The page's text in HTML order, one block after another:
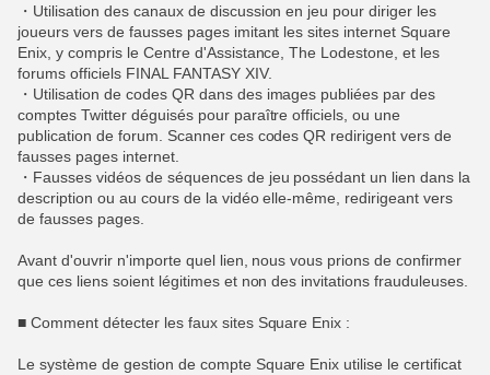
・Utilisation des canaux de discussion en jeu pour diriger les
joueurs vers de fausses pages imitant les sites internet Square
Enix, y compris le Centre d'Assistance, The Lodestone, et les
forums officiels FINAL FANTASY XIV.
・Utilisation de codes QR dans des images publiées par des
comptes Twitter déguisés pour paraître officiels, ou une
publication de forum. Scanner ces codes QR redirigent vers de
fausses pages internet.
・Fausses vidéos de séquences de jeu possédant un lien dans la
description ou au cours de la vidéo elle-même, redirigeant vers
de fausses pages.
Avant d'ouvrir n'importe quel lien, nous vous prions de confirmer
que ces liens soient légitimes et non des invitations frauduleuses.
■ Comment détecter les faux sites Square Enix :
Le système de gestion de compte Square Enix utilise le certificat